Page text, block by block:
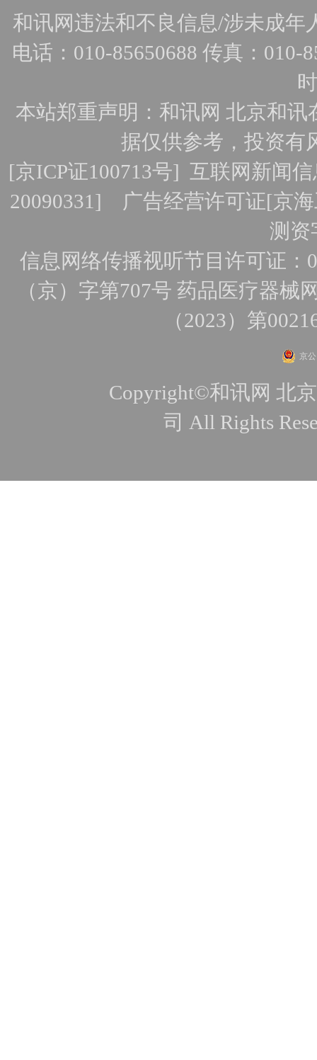
和讯网违法和不良信息/涉未成年
电话：010-85650688 传真：010-
本站郑重声明：和讯网 北京和
据仅供参考，投资有
[京ICP证100713号]互联网新闻
20090331] 广告经营许可证[京
测资
信息网络传播视听节目许可证：
（京）字第707号 药品医疗器械
（2023）第
京
Copyright©和讯网 北
司 All Rights